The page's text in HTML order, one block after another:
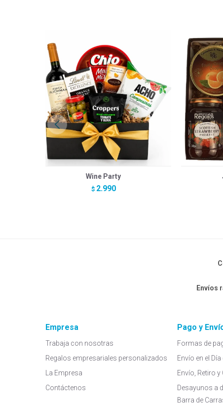
Wine Party
$ 2.990
Envíos
Empresa
Trabaja con nosotras
Regalos empresariales personalizados
La Empresa
Contáctenos
Pago y
Formas de
Envío en el
Envío, Retiro
Desayunos a
Barra de